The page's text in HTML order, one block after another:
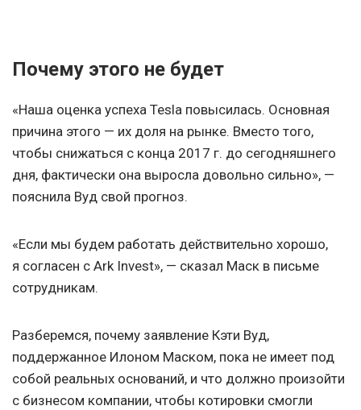
Почему этого не будет
«Наша оценка успеха Tesla повысилась. Основная
причина этого — их доля на рынке. Вместо того,
чтобы снижаться с конца 2017 г. до сегодняшнего
дня, фактически она выросла довольно сильно», —
пояснила Вуд свой прогноз.
«Если мы будем работать действительно хорошо,
я согласен с Ark Invest», — сказал Маск в письме
сотрудникам.
Разберемся, почему заявление Кэти Вуд,
поддержанное Илоном Маском, пока не имеет под
собой реальных оснований, и что должно произойти
с бизнесом компании, чтобы котировки смогли